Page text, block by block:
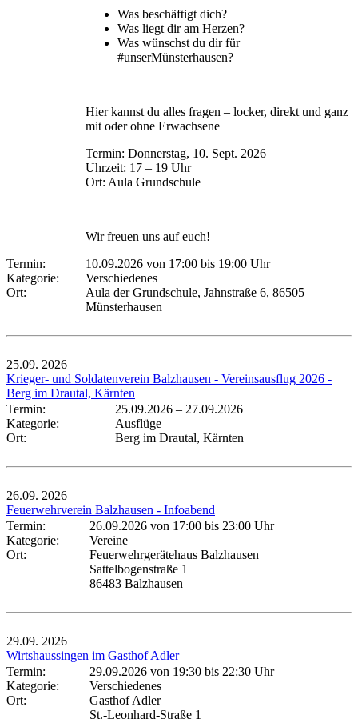
Was beschäftigt dich?
Was liegt dir am Herzen?
Was wünschst du dir für
#unserMünsterhausen?
Hier kannst du alles fragen – locker, direkt und ganz
mit oder ohne Erwachsene
Termin: Donnerstag, 10. Sept. 2026
Uhrzeit: 17 – 19 Uhr
Ort: Aula Grundschule
Wir freuen uns auf euch!
Termin:
10.09.2026 von 17:00 bis 19:00 Uhr
Kategorie:
Verschiedenes
Ort:
Aula der Grundschule, Jahnstraße 6, 86505
Münsterhausen
25.09. 2026
Krieger- und Soldatenverein Balzhausen - Vereinsausflug 2026 -
Berg im Drautal, Kärnten
Termin:
25.09.2026 – 27.09.2026
Kategorie:
Ausflüge
Ort:
Berg im Drautal, Kärnten
26.09. 2026
Feuerwehrverein Balzhausen - Infoabend
Termin:
26.09.2026 von 17:00 bis 23:00 Uhr
Kategorie:
Vereine
Ort:
Feuerwehrgerätehaus Balzhausen
Sattelbogenstraße 1
86483 Balzhausen
29.09. 2026
Wirtshaussingen im Gasthof Adler
Termin:
29.09.2026 von 19:30 bis 22:30 Uhr
Kategorie:
Verschiedenes
Ort:
Gasthof Adler
St.-Leonhard-Straße 1